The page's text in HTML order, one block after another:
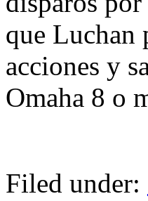
que Luchan
acciones y
Omaha 8 o
Filed under: